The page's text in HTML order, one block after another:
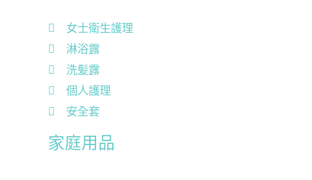
女士衛生護理
淋浴露
洗髪露
個人護理
安全套
家庭用品